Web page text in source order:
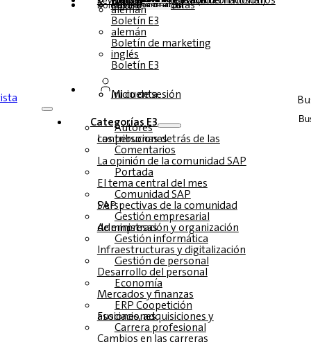
suscríbase aquí
para abonados
Revistas gratuitas
Boletínalemán
Boletín E3
alemán
Boletín de marketing
inglés
Boletín E3
Inicio de sesión
Mi cuenta
Categorías E3
Autores
Las personas detrás de las contribuciones
Comentarios
La opinión de la comunidad SAP
Portada
El tema central del mes
Comunidad SAP
Perspectivas de la comunidad SAP
Gestión empresarial
Administración y organización de empresas
Gestión informática
Infraestructuras y digitalización
Gestión de personal
Desarrollo del personal
Economía
Mercados y finanzas
ERP Coopetición
Fusiones, adquisiciones y asociaciones
Carrera profesional
Cambios en las carreras